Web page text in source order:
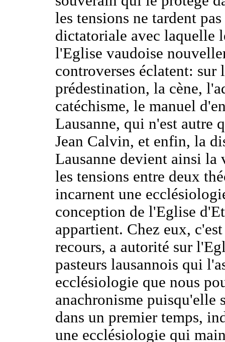
les tensions ne tardent
dictatoriale avec laquelle
l'Eglise vaudoise
controverses éclatent: sur
prédestination, la cène,
catéchisme, le manuel
Lausanne, qui n'est autre
Jean Calvin, et enfin, la
Lausanne devient ainsi
les tensions entre deux
incarnent une
conception de l'Eglise
appartient. Chez eux,
recours, a autorité sur
pasteurs lausannois qui
ecclésiologie que nous
anachronisme puisqu'elle
dans un premier temps,
une ecclésiologie qui